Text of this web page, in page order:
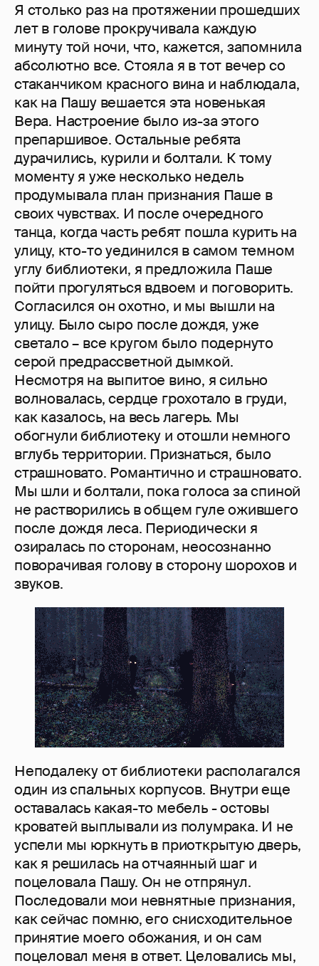
Я столько раз на протяжении прошедших
лет в голове прокручивала каждую
минуту той ночи, что, кажется, запомнила
абсолютно все. Стояла я в тот вечер со
стаканчиком красного вина и наблюдала,
как на Пашу вешается эта новенькая
Вера. Настроение было из-за этого
препаршивое. Остальные ребята
дурачились, курили и болтали. К тому
моменту я уже несколько недель
продумывала план признания Паше в
своих чувствах. И после очередного
танца, когда часть ребят пошла курить на
улицу, кто-то уединился в самом темном
углу библиотеки, я предложила Паше
пойти прогуляться вдвоем и поговорить.
Согласился он охотно, и мы вышли на
улицу. Было сыро после дождя, уже
светало – все кругом было подернуто
серой предрассветной дымкой.
Несмотря на выпитое вино, я сильно
волновалась, сердце грохотало в груди,
как казалось, на весь лагерь. Мы
обогнули библиотеку и отошли немного
вглубь территории. Признаться, было
страшновато. Романтично и страшновато.
Мы шли и болтали, пока голоса за спиной
не растворились в общем гуле ожившего
после дождя леса. Периодически я
озиралась по сторонам, неосознанно
поворачивая голову в сторону шорохов и
звуков.
Неподалеку от библиотеки располагался
один из спальных корпусов. Внутри еще
оставалась какая-то мебель - остовы
кроватей выплывали из полумрака. И не
успели мы юркнуть в приоткрытую дверь,
как я решилась на отчаянный шаг и
поцеловала Пашу. Он не отпрянул.
Последовали мои невнятные признания,
как сейчас помню, его снисходительное
принятие моего обожания, и он сам
поцеловал меня в ответ. Целовались мы,